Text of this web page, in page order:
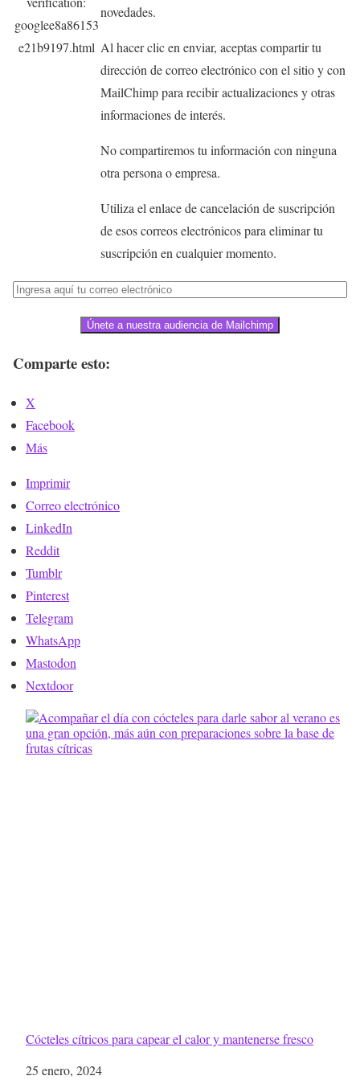
novedades.
Al hacer clic en enviar, aceptas compartir tu
dirección de correo electrónico con el sitio y con
MailChimp para recibir actualizaciones y otras
informaciones de interés.
No compartiremos tu información con ninguna
otra persona o empresa.
Utiliza el enlace de cancelación de suscripción
de esos correos electrónicos para eliminar tu
suscripción en cualquier momento.
Únete a nuestra audiencia de Mailchimp
Comparte esto:
X
Facebook
Más
Imprimir
Correo electrónico
LinkedIn
Reddit
Tumblr
Pinterest
Telegram
WhatsApp
Mastodon
Nextdoor
Cócteles cítricos para capear el calor y mantenerse fresco
Fecha
25 enero, 2024